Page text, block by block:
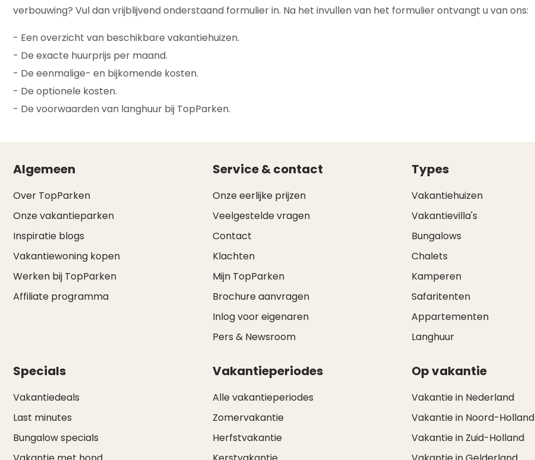
verbouwing? Vul dan vrijblijvend onderstaand formulier in. Na het invullen van het formulier ontvangt u van ons:
- Een overzicht van beschikbare vakantiehuizen.
- De exacte huurprijs per maand.
- De eenmalige- en bijkomende kosten.
- De optionele kosten.
- De voorwaarden van langhuur bij TopParken.
Algemeen
Over TopParken
Onze vakantieparken
Inspiratie blogs
Vakantiewoning kopen
Werken bij TopParken
Affiliate programma
Service & contact
Onze eerlijke prijzen
Veelgestelde vragen
Contact
Klachten
Mijn TopParken
Brochure aanvragen
Inlog voor eigenaren
Pers & Newsroom
Types
Vakantiehuizen
Vakantievilla's
Bungalows
Chalets
Kamperen
Safaritenten
Appartementen
Langhuur
Specials
Vakantiedeals
Last minutes
Bungalow specials
Vakantieperiodes
Alle vakantieperiodes
Zomervakantie
Herfstvakantie
Op vakantie
Vakantie in Nederland
Vakantie in Noord-Holland
Vakantie in Zuid-Holland